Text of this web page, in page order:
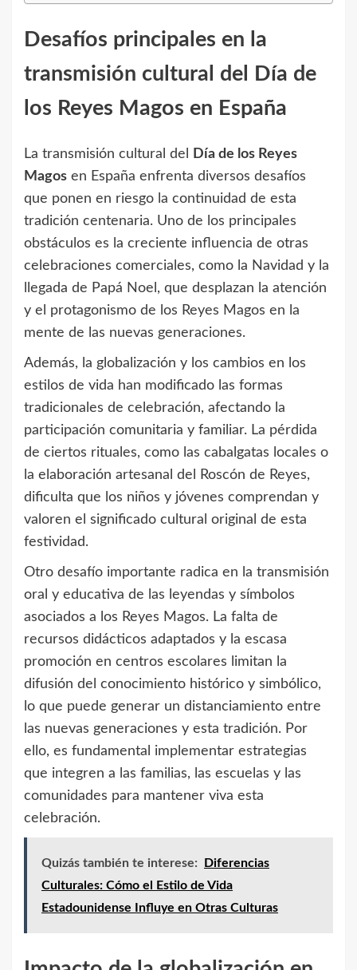
Desafíos principales en la
transmisión cultural del Día de
los Reyes Magos en España
La transmisión cultural del
Día de los Reyes
Magos en España enfrenta diversos desafíos
que ponen en riesgo la continuidad de esta
tradición centenaria. Uno de los principales
obstáculos es la creciente influencia de otras
celebraciones comerciales, como la Navidad y la
llegada de Papá Noel, que desplazan la atención
y el protagonismo de los Reyes Magos en la
mente de las nuevas generaciones.
Además, la globalización y los cambios en los
estilos de vida han modificado las formas
tradicionales de celebración, afectando la
participación comunitaria y familiar. La pérdida
de ciertos rituales, como las cabalgatas locales o
la elaboración artesanal del Roscón de Reyes,
dificulta que los niños y jóvenes comprendan y
valoren el significado cultural original de esta
festividad.
Otro desafío importante radica en la transmisión
oral y educativa de las leyendas y símbolos
asociados a los Reyes Magos. La falta de
recursos didácticos adaptados y la escasa
promoción en centros escolares limitan la
difusión del conocimiento histórico y simbólico,
lo que puede generar un distanciamiento entre
las nuevas generaciones y esta tradición. Por
ello, es fundamental implementar estrategias
que integren a las familias, las escuelas y las
comunidades para mantener viva esta
celebración.
Quizás también te interese:
Diferencias
Culturales: Cómo el Estilo de Vida
Estadounidense Influye en Otras Culturas